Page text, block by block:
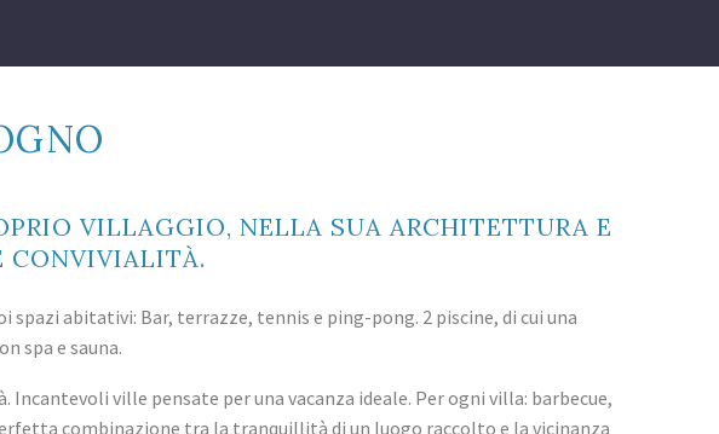
VILLAGGIO, NELLA SUA ARCHITETTURA E
CONVIVIALITÀ.
abitativi: Bar, terrazze, tennis e ping-pong. 2 piscine, di cui una
spa e sauna.
ville pensate per una vacanza ideale. Per ogni villa: barbecue,
combinazione tra la tranquillità di un luogo raccolto e la vicinanza